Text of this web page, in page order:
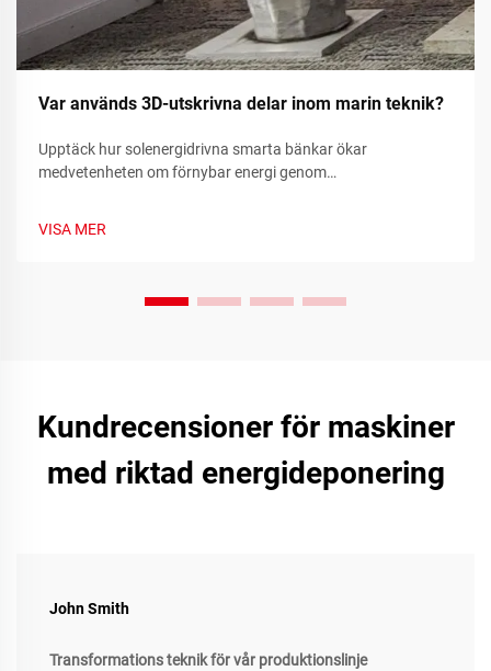
Var används 3D-utskrivna delar inom marin teknik?
Upptäck hur solenergidrivna smarta bänkar ökar
medvetenheten om förnybar energi genom
VISA MER
Kundrecensioner för maskiner
med riktad energideponering
John Smith
Transformations teknik för vår produktionslinje